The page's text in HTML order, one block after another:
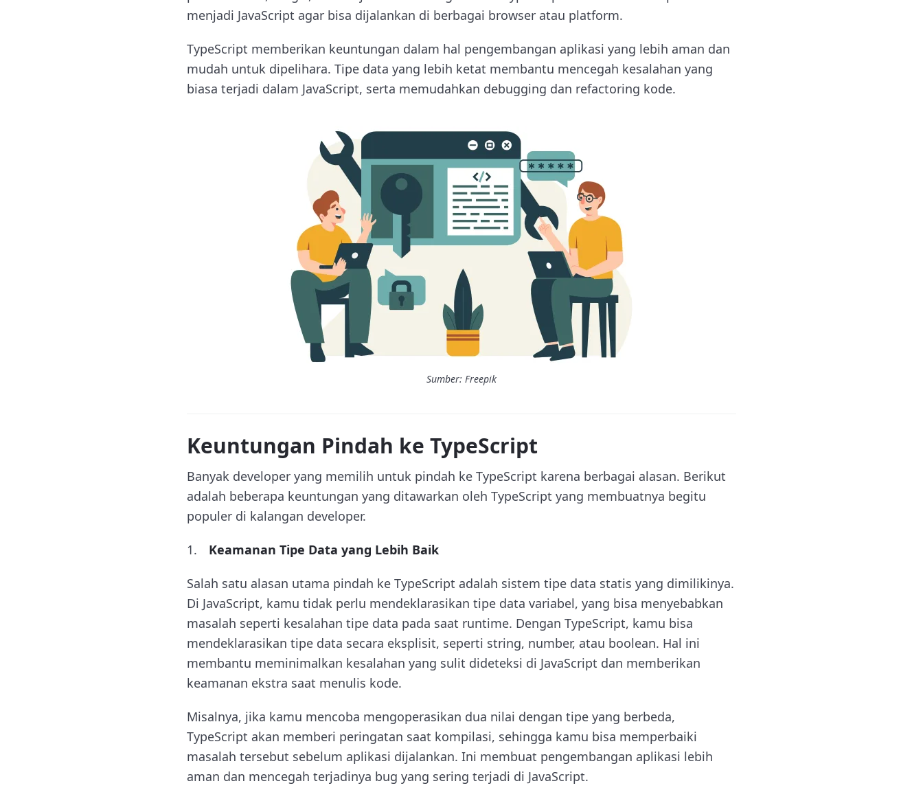
menjadi JavaScript agar bisa dijalankan di berbagai browser atau platform.
TypeScript memberikan keuntungan dalam hal pengembangan aplikasi yang lebih aman dan
mudah untuk dipelihara. Tipe data yang lebih ketat membantu mencegah kesalahan yang
biasa terjadi dalam JavaScript, serta memudahkan debugging dan refactoring kode.
Sumber: Freepik
Keuntungan Pindah ke TypeScript
Banyak developer yang memilih untuk pindah ke TypeScript karena berbagai alasan. Berikut
adalah beberapa keuntungan yang ditawarkan oleh TypeScript yang membuatnya begitu
populer di kalangan developer.
Keamanan Tipe Data yang Lebih Baik
Salah satu alasan utama pindah ke TypeScript adalah sistem tipe data statis yang dimilikinya.
Di JavaScript, kamu tidak perlu mendeklarasikan tipe data variabel, yang bisa menyebabkan
masalah seperti kesalahan tipe data pada saat runtime. Dengan TypeScript, kamu bisa
mendeklarasikan tipe data secara eksplisit, seperti string, number, atau boolean. Hal ini
membantu meminimalkan kesalahan yang sulit dideteksi di JavaScript dan memberikan
keamanan ekstra saat menulis kode.
Misalnya, jika kamu mencoba mengoperasikan dua nilai dengan tipe yang berbeda,
TypeScript akan memberi peringatan saat kompilasi, sehingga kamu bisa memperbaiki
masalah tersebut sebelum aplikasi dijalankan. Ini membuat pengembangan aplikasi lebih
aman dan mencegah terjadinya bug yang sering terjadi di JavaScript.